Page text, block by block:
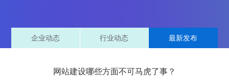
企业动态 行业动态 最新发布
网站建设哪些方面不可马虎了事？